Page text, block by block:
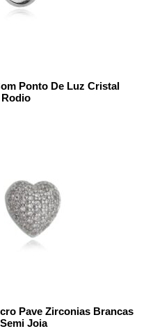
Ponto De Luz Cristal
Rodio
Pave Zirconias Brancas
Joia